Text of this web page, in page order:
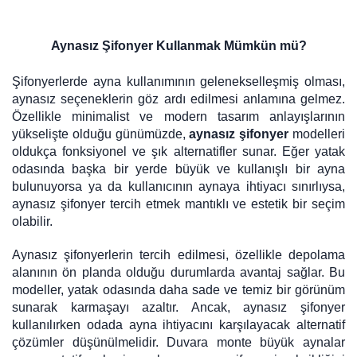
Aynasız Şifonyer Kullanmak Mümkün mü?
Şifonyerlerde ayna kullanımının gelenekselleşmiş olması,
aynasız seçeneklerin göz ardı edilmesi anlamına gelmez.
Özellikle minimalist ve modern tasarım anlayışlarının
yükselişte olduğu günümüzde,aynasız şifonyer modelleri
oldukça fonksiyonel ve şık alternatifler sunar. Eğer yatak
odasında başka bir yerde büyük ve kullanışlı bir ayna
bulunuyorsa ya da kullanıcının aynaya ihtiyacı sınırlıysa,
aynasız şifonyer tercih etmek mantıklı ve estetik bir seçim
olabilir.
Aynasız şifonyerlerin tercih edilmesi, özellikle depolama
alanının ön planda olduğu durumlarda avantaj sağlar. Bu
modeller, yatak odasında daha sade ve temiz bir görünüm
sunarak karmaşayı azaltır. Ancak, aynasız şifonyer
kullanılırken odada ayna ihtiyacını karşılayacak alternatif
çözümler düşünülmelidir. Duvara monte büyük aynalar